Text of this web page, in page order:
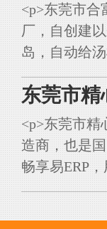
<p>东莞市合
厂，自创建
岛，自动给
东莞市
<p>东莞市
造商，也是
畅享易ERP